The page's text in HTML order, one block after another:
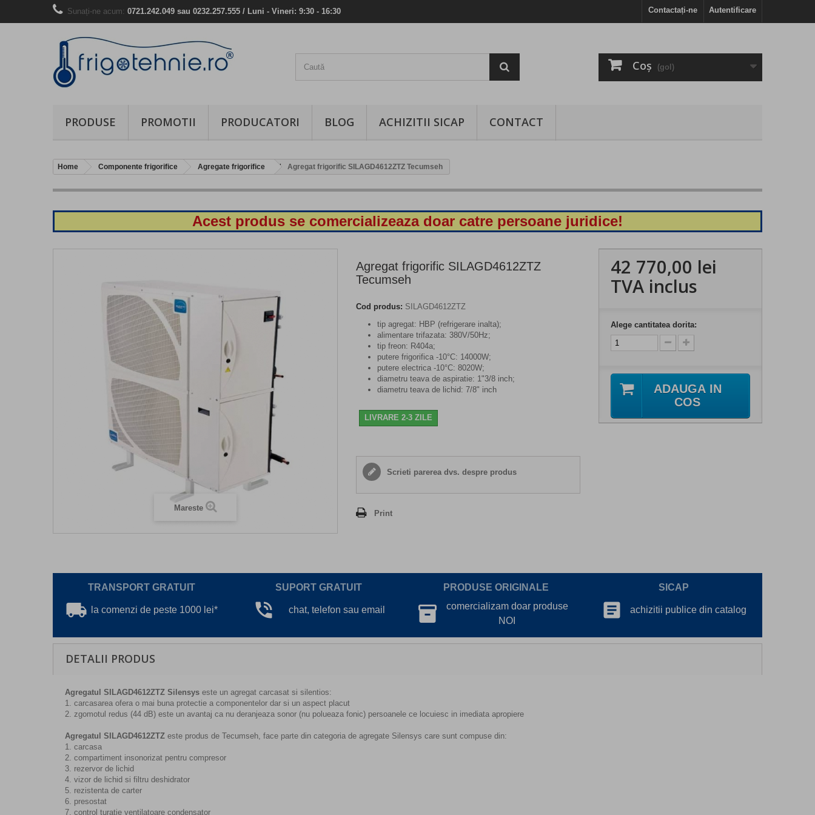
Autentificare
Contactați-ne
Sunați-ne acum: 0721.242.049 sau 0232.257.555 / Luni - Vineri: 9:30 - 16:30
Coş (gol)
PRODUSE PROMOTII PRODUCATORI BLOG ACHIZITII SICAP CONTACT
Home Componente frigorifice Agregate frigorifice Agregat frigorific SILAGD4612ZTZ Tecumseh
Acest produs se comercializeaza doar catre persoane juridice!
Mareste
Agregat frigorific SILAGD4612ZTZ
Tecumseh
Cod produs: SILAGD4612ZTZ
tip agregat: HBP (refrigerare inalta);
alimentare trifazata: 380V/50Hz;
tip freon: R404a;
putere frigorifica -10°C: 14000W;
putere electrica -10°C: 8020W;
diametru teava de aspiratie: 1"3/8 inch;
diametru teava de lichid: 7/8" inch
LIVRARE 2-3 ZILE
Scrieti parerea dvs. despre produs
Print
42 770,00 lei
TVA inclus
Alege cantitatea dorita:
ADAUGA IN
COS
TRANSPORT GRATUIT
local_shipping la comenzi de peste 1000 lei*
SUPORT GRATUIT
phone_in_talk chat, telefon sau email
PRODUSE ORIGINALE
inventory_2
comercializam doar produse
NOI
SICAP
article achizitii publice din catalog
DETALII PRODUS
Agregatul SILAGD4612ZTZ Silensys este un agregat carcasat si silentios:
1. carcasarea ofera o mai buna protectie a componentelor dar si un aspect placut
2. zgomotul redus (44 dB) este un avantaj ca nu deranjeaza sonor (nu polueaza fonic) persoanele ce locuiesc in imediata apropiere
Agregatul SILAGD4612ZTZ este produs de Tecumseh, face parte din categoria de agregate Silensys care sunt compuse din:
1. carcasa
2. compartiment insonorizat pentru compresor
3. rezervor de lichid
4. vizor de lichid si filtru deshidrator
5. rezistenta de carter
6. presostat
7. control turatie ventilatoare condensator